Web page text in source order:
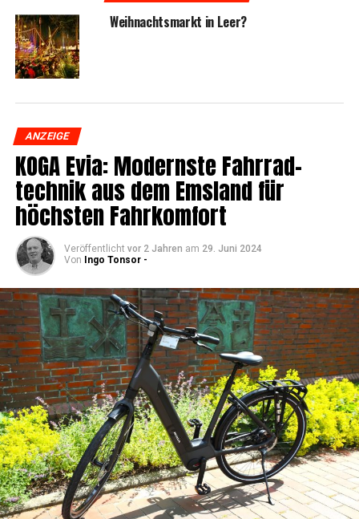
Weih­nachts­markt in Leer?
ANZEIGE
KOGA Evia: Moderns­te Fahr­rad­
tech­nik aus dem Ems­land für
höchs­ten Fahrkomfort
Veröffentlicht vor 2 Jahren am 29. Juni 2024
Von Ingo Tonsor -